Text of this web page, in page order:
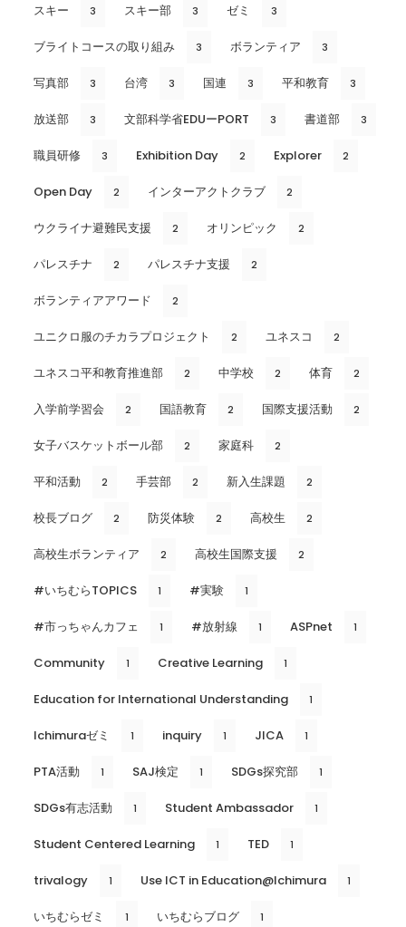
スキー 3 スキー部 3 ゼミ 3
ブライトコースの取り組み 3 ボランティア 3
写真部 3 台湾 3 国連 3 平和教育 3
放送部 3 文部科学省EDUーPORT 3 書道部 3
職員研修 3 Exhibition Day 2 Explorer 2
Open Day 2 インターアクトクラブ 2
ウクライナ避難民支援 2 オリンピック 2
パレスチナ 2 パレスチナ支援 2
ボランティアアワード 2
ユニクロ服のチカラプロジェクト 2 ユネスコ 2
ユネスコ平和教育推進部 2 中学校 2 体育 2
入学前学習会 2 国語教育 2 国際支援活動 2
女子バスケットボール部 2 家庭科 2
平和活動 2 手芸部 2 新入生課題 2
校長ブログ 2 防災体験 2 高校生 2
高校生ボランティア 2 高校生国際支援 2
#いちむらTOPICS 1 #実験 1
#市っちゃんカフェ 1 #放射線 1 ASPnet 1
Community 1 Creative Learning 1
Education for International Understanding 1
Ichimuraゼミ 1 inquiry 1 JICA 1
PTA活動 1 SAJ検定 1 SDGs探究部 1
SDGs有志活動 1 Student Ambassador 1
Student Centered Learning 1 TED 1
trivalogy 1 Use ICT in Education@Ichimura 1
いちむらゼミ 1 いちむらブログ 1